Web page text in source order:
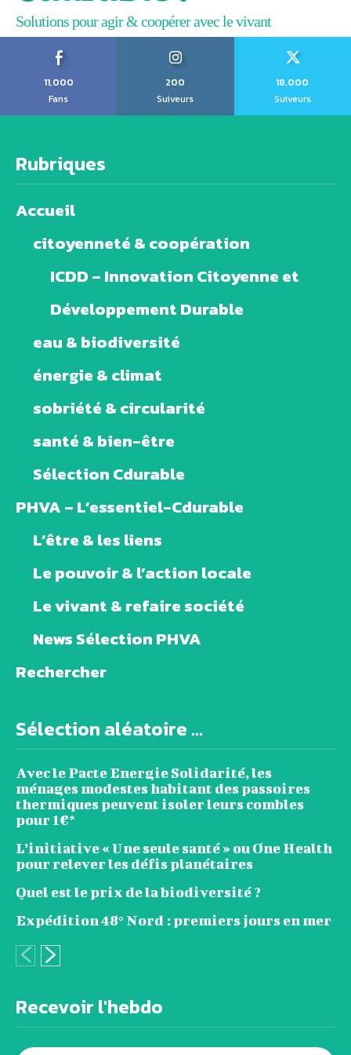
Solutions pour agir & coopérer avec le vivant
11,000
Fans
200
Suiveurs
18,000
Suiveurs
Rubriques
Accueil
citoyenneté & coopération
ICDD – Innovation Citoyenne et
Développement Durable
eau & biodiversité
énergie & climat
sobriété & circularité
santé & bien-être
Sélection Cdurable
PHVA – L’essentiel-Cdurable
L’être & les liens
Le pouvoir & l’action locale
Le vivant & refaire société
News Sélection PHVA
Rechercher
Sélection aléatoire ...
Avec le Pacte Energie Solidarité, les
ménages modestes habitant des passoires
thermiques peuvent isoler leurs combles
pour 1€*
L’initiative « Une seule santé » ou One Health
pour relever les défis planétaires
Quel est le prix de la biodiversité ?
Expédition 48° Nord : premiers jours en mer
Recevoir l'hebdo